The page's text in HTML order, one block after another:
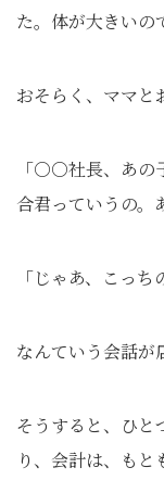
た。体が大きいの
おそらく、ママと
「○○社長、あの
合君っていうの。
「じゃあ、こっ
なんていう会話が
そうすると、ひと
り、会計は、も